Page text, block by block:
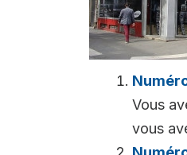
Vous
vous